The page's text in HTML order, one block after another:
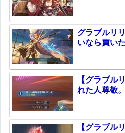
グラブルリ
いなら買いた
【グラブル
れた人尊敬
【グラブル